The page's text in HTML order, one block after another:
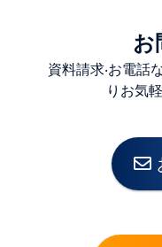
お
資料請求‧お電話
りお気